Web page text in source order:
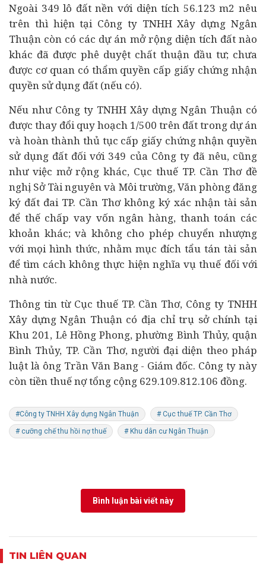
Ngoài 349 lô đất nền với diện tích 56.123 m2 nêu
trên thì hiện tại Công ty TNHH Xây dựng Ngân
Thuận còn có các dự án mở rộng diện tích đất nào
khác đã được phê duyệt chất thuận đầu tư; chưa
được cơ quan có thẩm quyền cấp giấy chứng nhận
quyền sử dụng đất (nếu có).
Nếu như Công ty TNHH Xây dựng Ngân Thuận có
được thay đổi quy hoạch 1/500 trên đất trong dự án
và hoàn thành thủ tục cấp giấy chứng nhận quyền
sử dụng đất đối với 349 của Công ty đã nêu, cũng
như việc mở rộng khác, Cục thuế TP. Cần Thơ đề
nghị Sở Tài nguyên và Môi trường, Văn phòng đăng
ký đất đai TP. Cần Thơ không ký xác nhận tài sản
để thế chấp vay vốn ngân hàng, thanh toán các
khoản khác; và không cho phép chuyển nhượng
với mọi hình thức, nhằm mục đích tẩu tán tài sản
để tìm cách không thực hiện nghĩa vụ thuế đối với
nhà nước.
Thông tin từ Cục thuế TP. Cần Thơ, Công ty TNHH
Xây dựng Ngân Thuận có địa chỉ trụ sở chính tại
Khu 201, Lê Hồng Phong, phường Bình Thủy, quận
Bình Thủy, TP. Cần Thơ, người đại diện theo pháp
luật là ông Trần Văn Bang - Giám đốc. Công ty này
còn tiền thuế nợ tổng cộng 629.109.812.106 đồng.
#Công ty TNHH Xây dựng Ngân Thuận # Cục thuế TP. Cần Thơ
# cưỡng chế thu hồi nợ thuế # Khu dân cư Ngân Thuận
Bình luận bài viết này
TIN LIÊN QUAN